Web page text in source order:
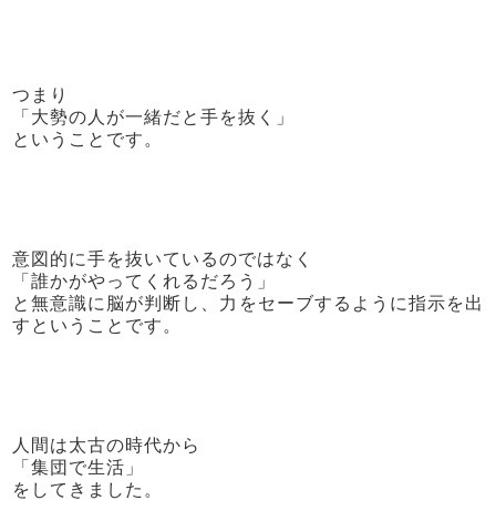
つまり
「大勢の人が一緒だと手を抜く」
ということです。
意図的に手を抜いているのではなく
「誰かがやってくれるだろう」
と無意識に脳が判断し、力をセーブするように指示を出
すということです。
人間は太古の時代から
「集団で生活」
をしてきました。